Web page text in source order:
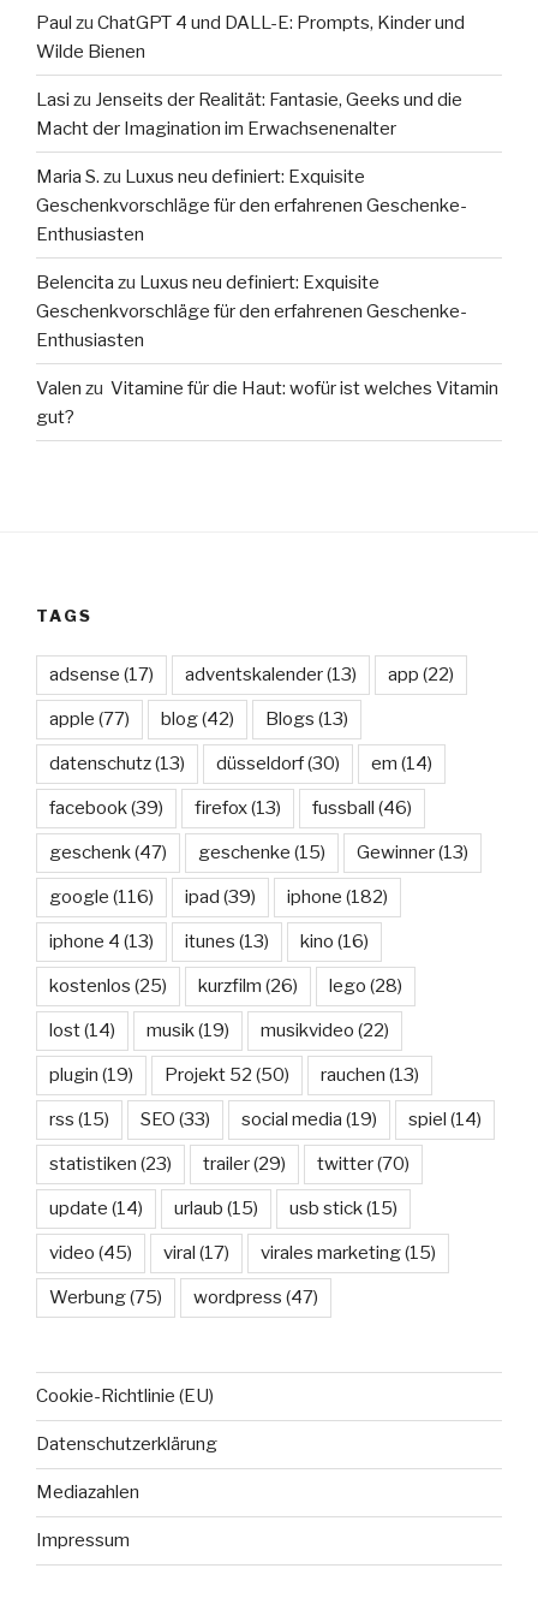
Paul zu ChatGPT 4 und DALL-E: Prompts, Kinder und
Wilde Bienen
Lasi zu Jenseits der Realität: Fantasie, Geeks und die
Macht der Imagination im Erwachsenenalter
Maria S. zu Luxus neu definiert: Exquisite
Geschenkvorschläge für den erfahrenen Geschenke-
Enthusiasten
Belencita zu Luxus neu definiert: Exquisite
Geschenkvorschläge für den erfahrenen Geschenke-
Enthusiasten
Valen zu Vitamine für die Haut: wofür ist welches Vitamin
gut?
TAGS
adsense (17) adventskalender(13) app (22)
apple (77) blog(42) Blogs (13)
datenschutz(13) düsseldorf(30) em (14)
facebook(39) firefox(13) fussball (46)
geschenk(47) geschenke (15) Gewinner(13)
google (116) ipad (39) iphone (182)
iphone 4 (13) itunes (13) kino (16)
kostenlos (25) kurzfilm (26) lego (28)
lost(14) musik(19) musikvideo (22)
plugin (19) Projekt 52 (50) rauchen (13)
rss (15) SEO (33) social media (19) spiel (14)
statistiken (23) trailer(29) twitter(70)
update (14) urlaub (15) usb stick(15)
video (45) viral (17) virales marketing(15)
Werbung(75) wordpress (47)
Cookie-Richtlinie (EU)
Datenschutzerklärung
Mediazahlen
Impressum